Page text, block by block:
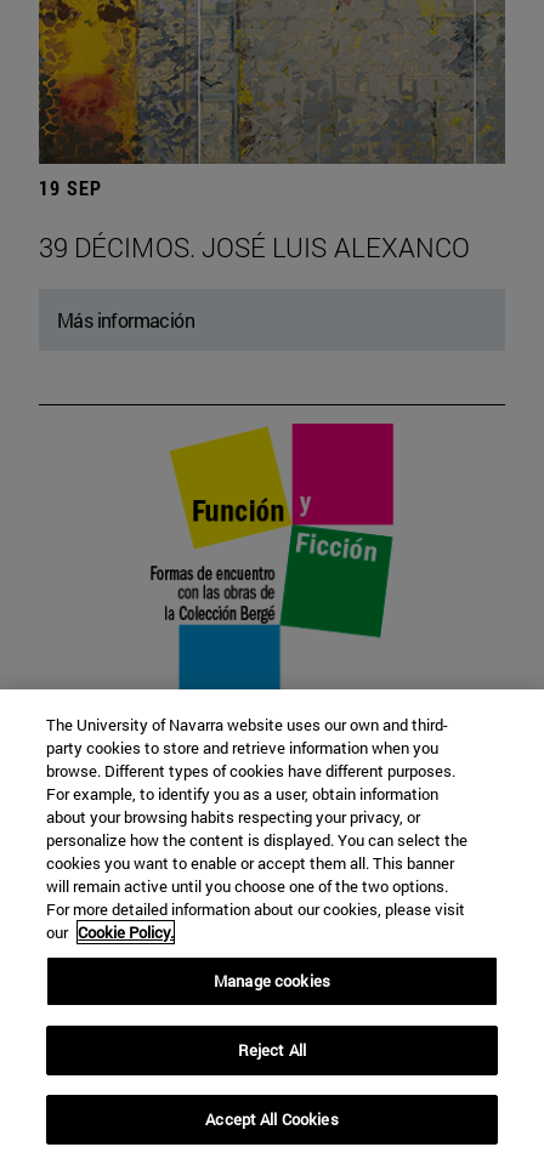
19 SEP
39 DÉCIMOS. JOSÉ LUIS ALEXANCO
Más información
22 SEP
FUNCIÓN Y FICCIÓN. Varios artistas
Más información
The University of Navarra website uses our own and third-
party cookies to store and retrieve information when you
browse. Different types of cookies have different purposes.
For example, to identify you as a user, obtain information
about your browsing habits respecting your privacy, or
personalize how the content is displayed. You can select the
cookies you want to enable or accept them all. This banner
will remain active until you choose one of the two options.
For more detailed information about our cookies, please visit
our Cookie Policy.
Manage cookies
Reject All
Accept All Cookies